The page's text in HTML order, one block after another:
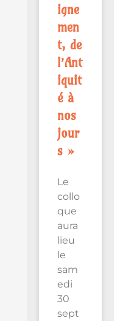
igne
men
t, de
l’Ant
iquit
é à
nos
jour
s »
Le
collo
que
aura
lieu
le
sam
edi
30
sept